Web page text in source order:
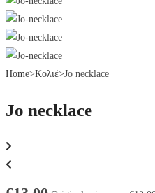
Home>Κολιέ>Jo necklace
Jo necklace